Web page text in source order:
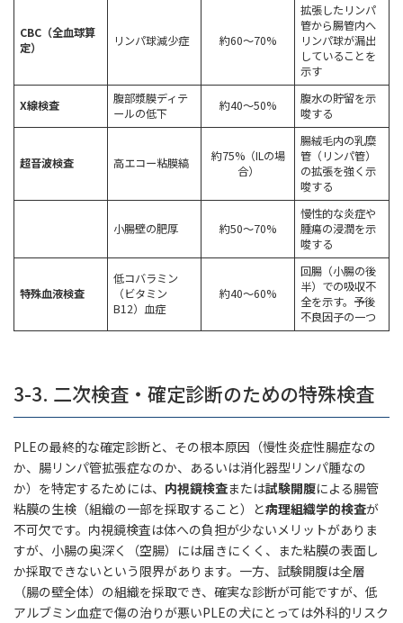
CBC（全血球算
定）
リンパ球減少症 約60〜70%
拡張したリンパ
管から腸管内へ
リンパ球が漏出
していることを
示す
X線検査
腹部漿膜ディテ
ールの低下
約40〜50%
腹水の貯留を示
唆する
超音波検査 高エコー粘膜縞
約75%（ILの場
合）
腸絨毛内の乳糜
管（リンパ管）
の拡張を強く示
唆する
小腸壁の肥厚 約50〜70%
慢性的な炎症や
腫瘍の浸潤を示
唆する
特殊血液検査
低コバラミン
（ビタミン
B12）血症
約40〜60%
回腸（小腸の後
半）での吸収不
全を示す。予後
不良因子の一つ
3-3. 二次検査・確定診断のための特殊検査
PLEの最終的な確定診断と、その根本原因（慢性炎症性腸症なの
か、腸リンパ管拡張症なのか、あるいは消化器型リンパ腫なの
か）を特定するためには、 内視鏡検査または試験開腹による腸管
粘膜の生検（組織の一部を採取すること）と病理組織学的検査が
不可欠です。内視鏡検査は体への負担が少ないメリットがありま
すが、小腸の奥深く（空腸）には届きにくく、また粘膜の表面し
か採取できないという限界があります。一方、試験開腹は全層
（腸の壁全体）の組織を採取でき、確実な診断が可能ですが、低
アルブミン血症で傷の治りが悪いPLEの犬にとっては外科的リスク